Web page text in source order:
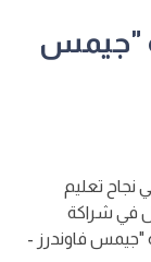
"جيمس
نجاح تعليم
في شراكة
"جيمس فاوندرز -